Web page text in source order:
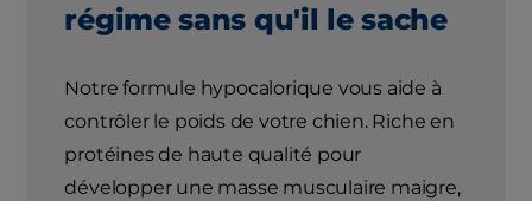
régime sans qu'il le sache
Notre formule hypocalorique vous aide à
contrôler le poids de votre chien. Riche en
protéines de haute qualité pour
développer une masse musculaire maigre,